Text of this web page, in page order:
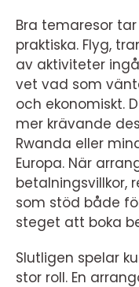
Bra temaresor
praktiska. Flyg,
av aktiviteter
vet vad som
och ekonomiskt.
mer krävande
Rwanda eller
Europa. När
betalningsvillkor,
som stöd både
steget att boka
Slutligen spelar
stor roll. En